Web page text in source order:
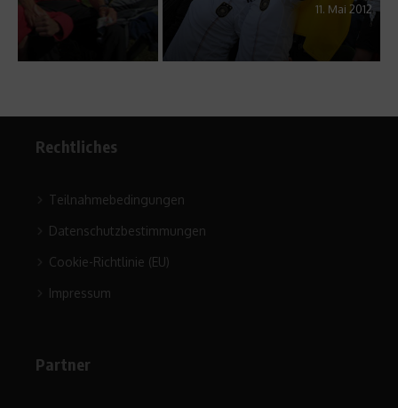
11. Mai 2012
Rechtliches
Teilnahmebedingungen
Datenschutzbestimmungen
Cookie-Richtlinie (EU)
Impressum
Partner